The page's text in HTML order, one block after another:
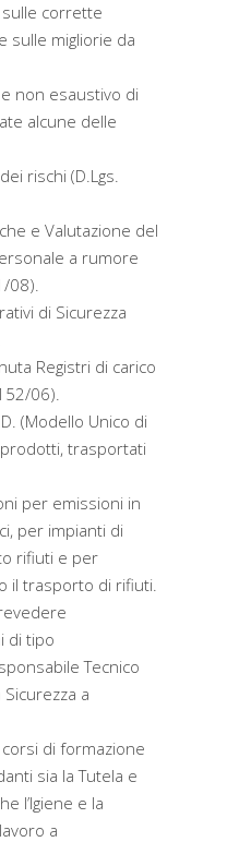
corrette
sulle migliorie da
non esaustivo di
alcune delle
rischi (D.Lgs.
e Valutazione del
a rumore
08).
di Sicurezza
Registri di carico
06).
(Modello Unico di
trasportati
per emissioni in
per impianti di
rifiuti e per
il trasporto di rifiuti.
di tipo
Tecnico
a
di formazione
sia la Tutela e
l’Igiene e la
a